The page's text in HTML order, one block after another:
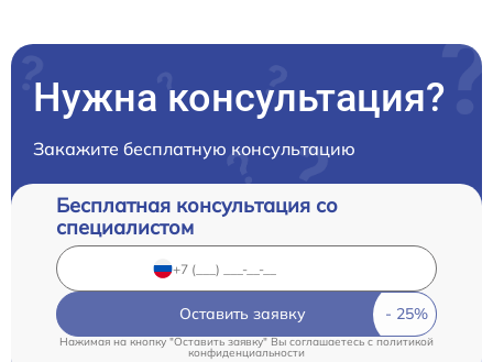
Нужна консультация?
Закажите бесплатную консультацию
Бесплатная консультация со
специалистом
Оставить заявку
Нажимая на кнопку "Оставить заявку" Вы соглашаетесь c политикой
конфиденциальности